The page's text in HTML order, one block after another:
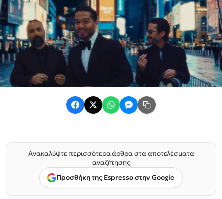
Ανακαλύψτε περισσότερα άρθρα στα αποτελέσματα
αναζήτησης
Προσθήκη της Espresso στην Google